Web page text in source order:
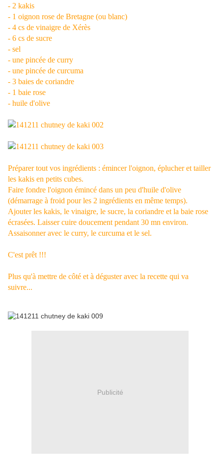
- 2 kakis
- 1 oignon rose de Bretagne (ou blanc)
- 4 cs de vinaigre de Xérès
- 6 cs de sucre
- sel
- une pincée de curry
- une pincée de curcuma
- 3 baies de coriandre
- 1 baie rose
- huile d'olive
Préparer tout vos ingrédients : émincer l'oignon, éplucher et tailler
les kakis en petits cubes.
Faire fondre l'oignon émincé dans un peu d'huile d'olive
(démarrage à froid pour les 2 ingrédients en même temps).
Ajouter les kakis, le vinaigre, le sucre, la coriandre et la baie rose
écrasées. Laisser cuire doucement pendant 30 mn environ.
Assaisonner avec le curry, le curcuma et le sel.
C'est prêt !!!
Plus qu'à mettre de côté et à déguster avec la recette qui va
suivre...
Publicité